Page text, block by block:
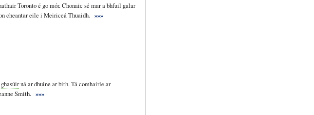
Toronto é go mór. Chonaic sé mar a bhfuil galar
cheantar eile i Meiriceá Thuaidh. »»»
ghasúirná ar dhuine ar bith. Tá comhairle ar
Smith. »»»